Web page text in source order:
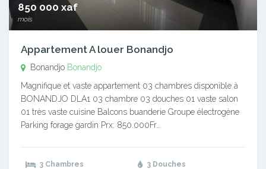
850 000 xaf
mois
Appartement A louer Bonandjo
Bonandjo Bonandjo
Magnifique et vaste appartement 03 chambres disponible à
BONANDJO DLA1 03 chambre 03 douches 01 vaste salon
01 très vaste cuisine Balcons buanderie Groupe électrogène
Parking forage gardin Prx: 850.000Fr…
3 Chambres 3 Douches